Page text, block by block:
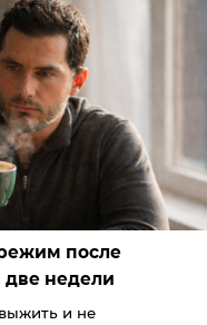
после
две недели
и не